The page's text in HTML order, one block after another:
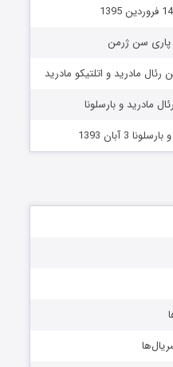
رئال مادرید و اتلتیکو مادرید
مادرید و بارسلونا
3 آبان 1393